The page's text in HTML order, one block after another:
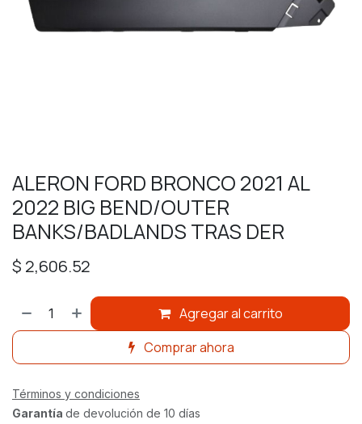
ALERON FORD BRONCO 2021 AL
2022 BIG BEND/OUTER
BANKS/BADLANDS TRAS DER
$ 2,606.52
Agregar al carrito
Comprar ahora
Términos y condiciones
Garantía de devolución de 10 días